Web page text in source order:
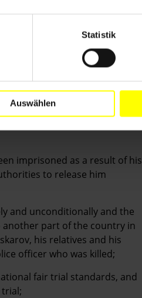
Statistik
Auswählen
sicherzustellen,
worden sind.
an ihm teilnehmen
noch misshandelt wird,
imprisoned as a result of his
to release him
and unconditionally and the
another part of the country in
his relatives and his
officer who was killed;
fair trial standards, and